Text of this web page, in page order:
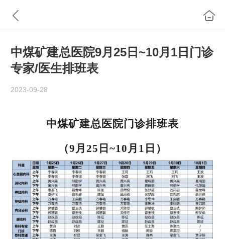
中煤矿建总医院9月25日~10月1日门诊
专家/医生排班表
2023-09-28
中煤矿建总医院门诊排班表
（9月25日~10月1日）